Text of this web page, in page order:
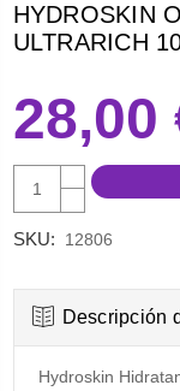
HYDROSKIN
ULTRARICH
28,00
AUMENTAR
CANTIDAD:
DISMINUIR
SKU: 12806
Descripción
Hydroskin